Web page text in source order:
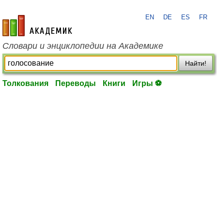
academic.ru
EN DE ES FR
Словари и энциклопедии на Академике
Найти!
Толкования Переводы Книги Игры ⚽